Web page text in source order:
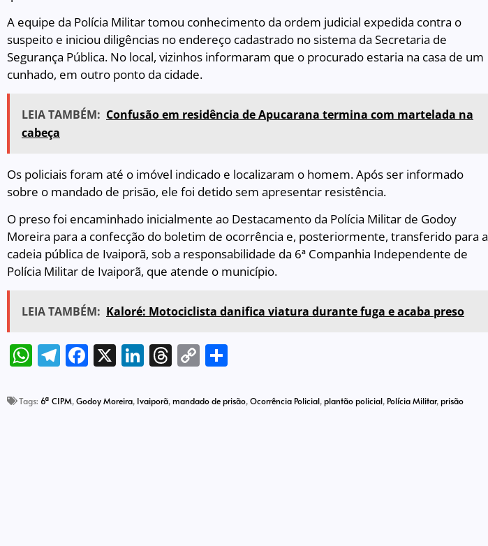
A equipe da Polícia Militar tomou conhecimento da ordem judicial expedida contra o
suspeito e iniciou diligências no endereço cadastrado no sistema da Secretaria de
Segurança Pública. No local, vizinhos informaram que o procurado estaria na casa de um
cunhado, em outro ponto da cidade.
LEIA TAMBÉM: Confusão em residência de Apucarana termina com martelada na
cabeça
Os policiais foram até o imóvel indicado e localizaram o homem. Após ser informado
sobre o mandado de prisão, ele foi detido sem apresentar resistência.
O preso foi encaminhado inicialmente ao Destacamento da Polícia Militar de Godoy
Moreira para a confecção do boletim de ocorrência e, posteriormente, transferido para a
cadeia pública de Ivaiporã, sob a responsabilidade da 6ª Companhia Independente de
Polícia Militar de Ivaiporã, que atende o município.
LEIA TAMBÉM: Kaloré: Motociclista danifica viatura durante fuga e acaba preso
WhatsApp
Telegram
Facebook
X LinkedIn
Threads
Copy
Tags: 6ª CIPM,Godoy Moreira, Ivaiporã,mandado de prisão,Ocorrência Policial,plantão policial, Polícia Militar,prisão